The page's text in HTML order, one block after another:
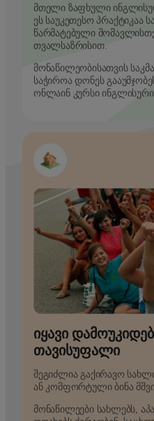
მთელი ზაფხული
ეს საუკეთესო პრაქტიკაა
წარმატებული
თვალსაზრისით.
მონაწილეობისათვის
საჭიროა დონეს
ონლაინ კურსი
ᲘᲧᲐᲕᲘ
ᲗᲐᲕᲘᲡᲣᲤᲐᲚᲘ
შეგიძლია გაქირავო
ან კომფორტული ბინა
მონაწილეები სახლებს,